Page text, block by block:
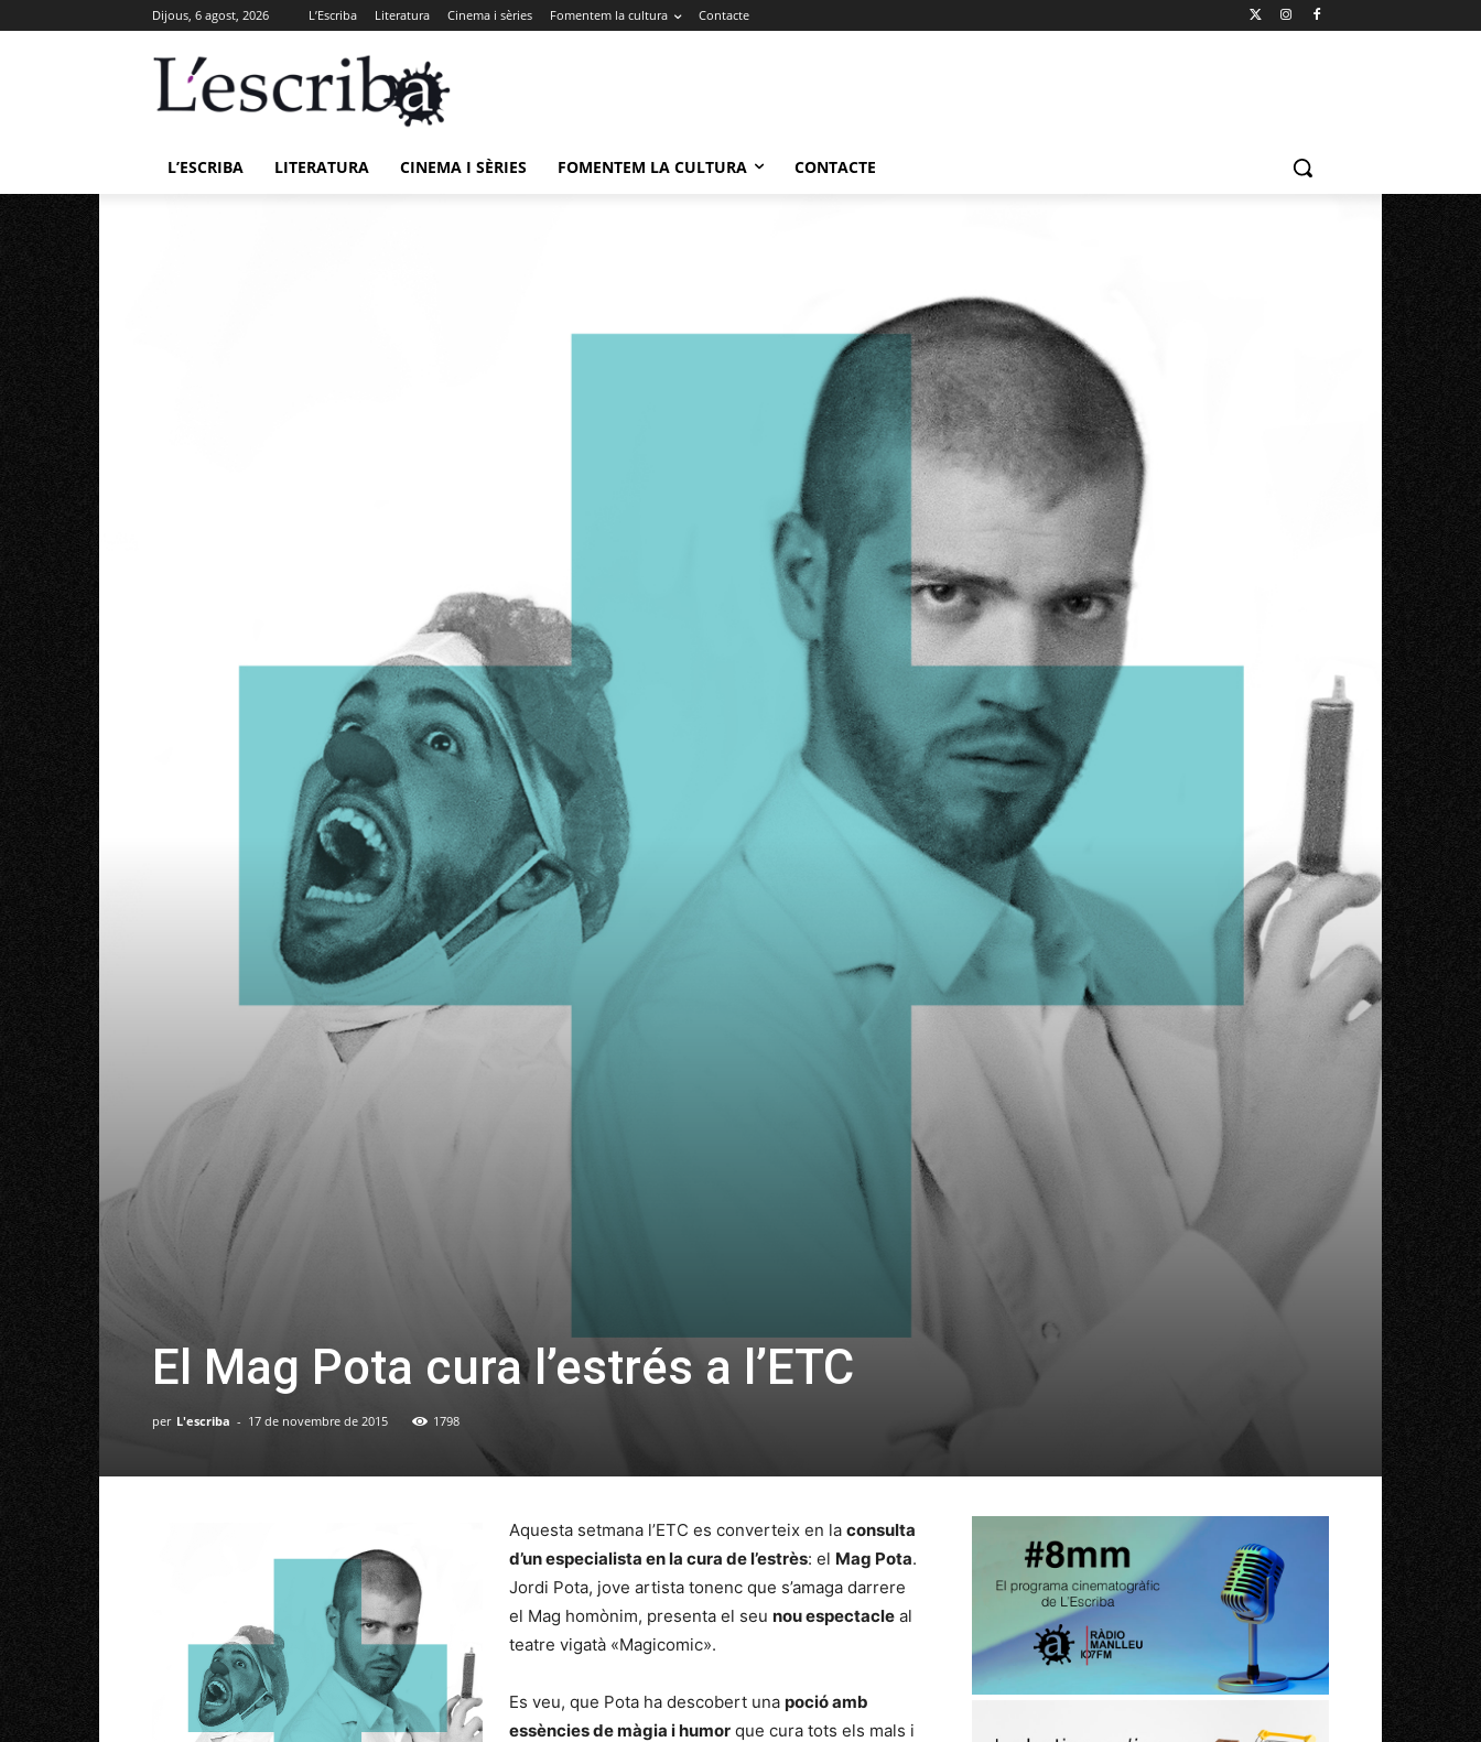
Dijous, 6 agost, 2026 L’Escriba Literatura Cinema i sèries Fomentem la cultura Contacte
L’ESCRIBA LITERATURA CINEMA I SÈRIES FOMENTEM LA CULTURA CONTACTE
El Mag Pota cura l’estrés a l’ETC
per L'escriba - 17 de novembre de 2015 1798
Aquesta setmana l’ETC es converteix en la consulta
d’un especialista en la cura de l’estrès: el Mag Pota.
Jordi Pota, jove artista tonenc que s’amaga darrere
el Mag homònim, presenta el seu nou espectacle al
teatre vigatà «Magicomic».
Es veu, que Pota ha descobert una poció amb
essències de màgia i humor que cura tots els mals i